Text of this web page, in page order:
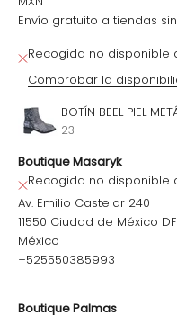
Envío gratuito a tiendas
Recogida no disponible
Comprobar la
BOTÍN BEEL PIEL
23
Boutique Masaryk
Recogida no disponible
Av. Emilio Castelar 240
11550 Ciudad de México DF
México
+525550385993
Boutique Palmas